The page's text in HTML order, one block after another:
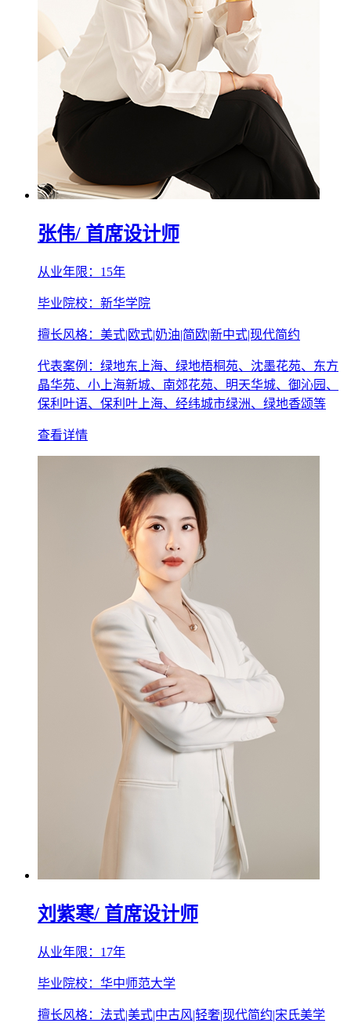
张伟/ 首席设计师
从业年限：15年
毕业院校：新华学院
擅长风格：美式|欧式|奶油|简欧|新中式|现代简约
代表案例：绿地东上海、绿地梧桐苑、沈墨花苑、东方
晶华苑、小上海新城、南郊花苑、明天华城、御沁园、
保利叶语、保利叶上海、经纬城市绿洲、绿地香颂等
查看详情
刘紫寒/ 首席设计师
从业年限：17年
毕业院校：华中师范大学
擅长风格：法式|美式|中古风|轻奢|现代简约|宋氏美学